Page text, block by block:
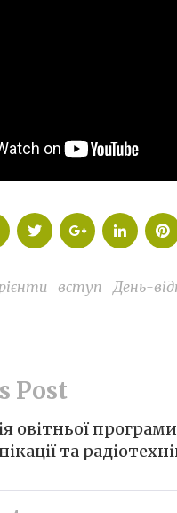
Facebook Twitter Google+ LinkedIn
вступ
День-
Post
овітньої програми
та